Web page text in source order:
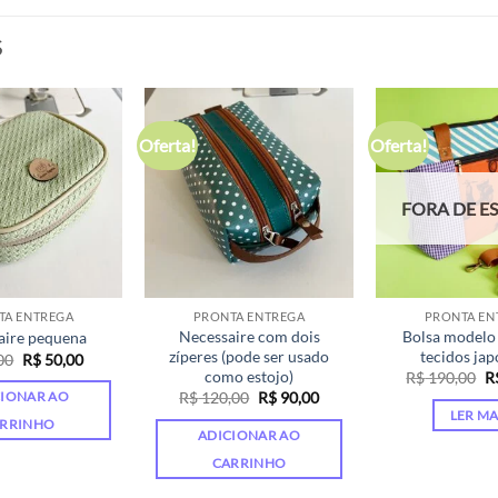
ENTREGA
pequena
O
preço
original
era:
R$ 80,00.
R$50,00O
AO
Oferta!
PRONTA ENTREGA
Necessaire com dois
zíperes (pode ser usado
como estojo)
R$120,00 O
preço
original
era:
R$ 120,00.
R$90,00O
atual
ADICIONAR AO
CARRINHO
Oferta!
FORA DE
PRONTA
Bolsa
tecidos
R$190,00 O
LER